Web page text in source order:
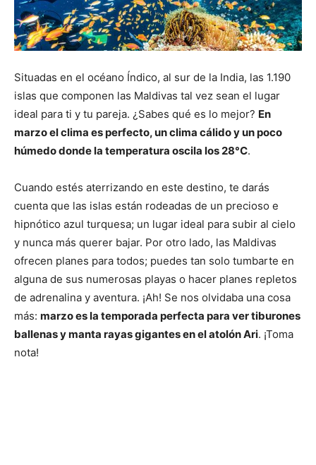
Situadas en el océano Índico, al sur de la India, las 1.190
islas que componen las Maldivas tal vez sean el lugar
ideal para ti y tu pareja. ¿Sabes qué es lo mejor? En
marzo el clima es perfecto, un clima cálido y un poco
húmedo donde la temperatura oscila los 28°C.
Cuando estés aterrizando en este destino, te darás
cuenta que las islas están rodeadas de un precioso e
hipnótico azul turquesa; un lugar ideal para subir al cielo
y nunca más querer bajar. Por otro lado, las Maldivas
ofrecen planes para todos; puedes tan solo tumbarte en
alguna de sus numerosas playas o hacer planes repletos
de adrenalina y aventura. ¡Ah! Se nos olvidaba una cosa
más: marzo es la temporada perfecta para ver tiburones
ballenas y manta rayas gigantes en el atolón Ari. ¡Toma
nota!